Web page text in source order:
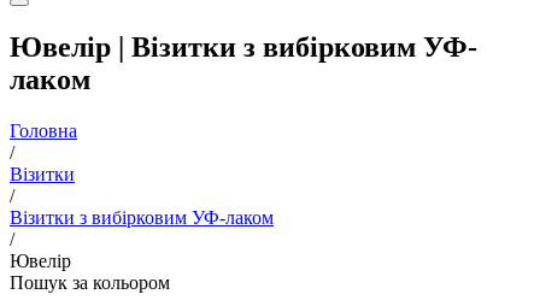
Ювелір | Візитки з вибірковим УФ-
лаком
Головна
/
Візитки
/
Візитки з вибірковим УФ-лаком
/
Ювелір
Пошук за кольором